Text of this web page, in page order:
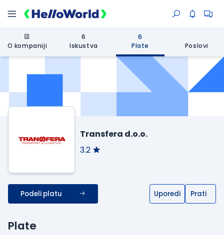
O kompaniji
6
Iskustva
6
Plate
Poslovi
Transfera d.o.o.
3.2
Podeli platu Uporedi Prati
Plate